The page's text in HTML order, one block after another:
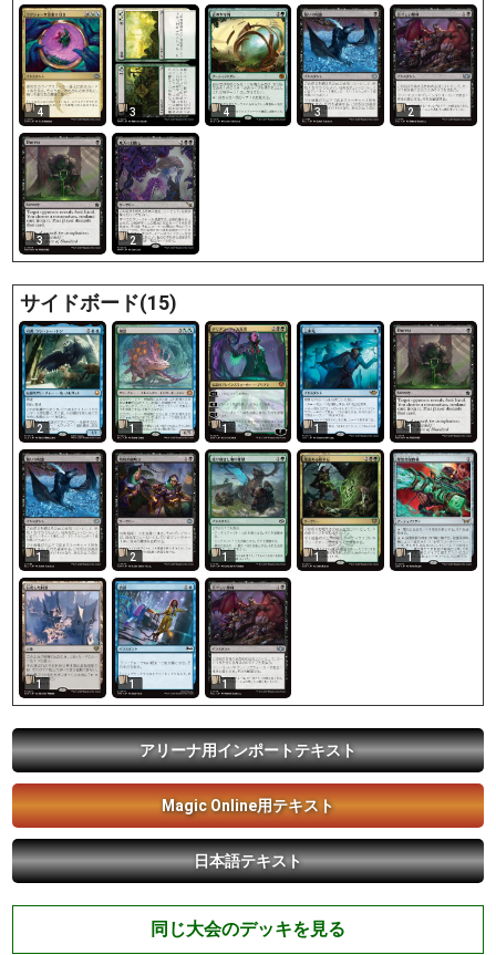
4 3 4 3 2
3 2
サイドボード(15)
2 1 1 1 1
1 2 1 1 1
1 1 1
アリーナ用インポートテキスト
Magic Online用テキスト
日本語テキスト
同じ大会のデッキを見る